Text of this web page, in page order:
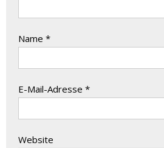
Name *
E-Mail-Adresse *
Website